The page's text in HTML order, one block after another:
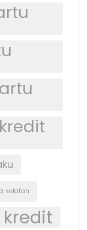
selatan